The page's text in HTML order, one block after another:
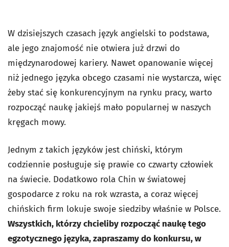
W dzisiejszych czasach język angielski to podstawa,
ale jego znajomość nie otwiera już drzwi do
międzynarodowej kariery. Nawet opanowanie więcej
niż jednego języka obcego czasami nie wystarcza, więc
żeby stać się konkurencyjnym na rynku pracy, warto
rozpocząć naukę jakiejś mało popularnej w naszych
kręgach mowy.
Jednym z takich języków jest chiński, którym
codziennie posługuje się prawie co czwarty człowiek
na świecie. Dodatkowo rola Chin w światowej
gospodarce z roku na rok wzrasta, a coraz więcej
chińskich firm lokuje swoje siedziby właśnie w Polsce.
Wszystkich, którzy chcieliby rozpocząć naukę tego
egzotycznego języka, zapraszamy do konkursu, w